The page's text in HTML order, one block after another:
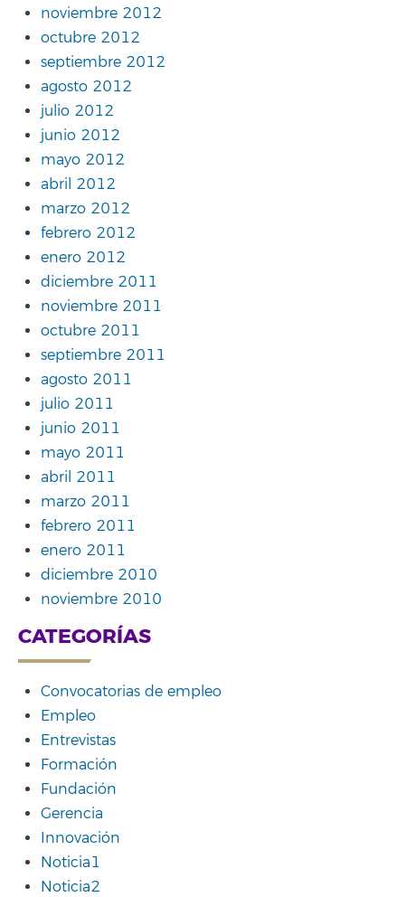
noviembre 2012
octubre 2012
septiembre 2012
agosto 2012
julio 2012
junio 2012
mayo 2012
abril 2012
marzo 2012
febrero 2012
enero 2012
diciembre 2011
noviembre 2011
octubre 2011
septiembre 2011
agosto 2011
julio 2011
junio 2011
mayo 2011
abril 2011
marzo 2011
febrero 2011
enero 2011
diciembre 2010
noviembre 2010
CATEGORÍAS
Convocatorias de empleo
Empleo
Entrevistas
Formación
Fundación
Gerencia
Innovación
Noticia1
Noticia2